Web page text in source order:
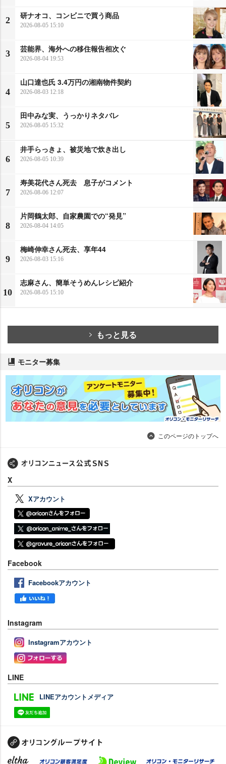
2
研ナオコ、コンビニで買う商品
2026-08-05 15:10
3
芸能界、海外への移住報告相次ぐ
2026-08-04 19:53
4
山口達也氏 3.4万円の湘南物件契約
2026-08-03 12:18
5
田中みな実、うっかりネタバレ
2026-08-05 15:32
6
井手らっきょ、被災地で炊き出し
2026-08-05 10:39
7
寿美花代さん死去 息子がコメント
2026-08-06 12:07
8
片岡鶴太郎、自家農園での“発見”
2026-08-04 14:05
9
梅崎伸幸さん死去、享年44
2026-08-03 15:16
10
志麻さん、簡単そうめんレシピ紹介
2026-08-05 15:10
もっと見る
モニター募集
このページのトップへ
X
Xアカウント
Facebook
Facebookアカウント
Instagram
Instagramアカウント
LINE
LINEアカウントメディア